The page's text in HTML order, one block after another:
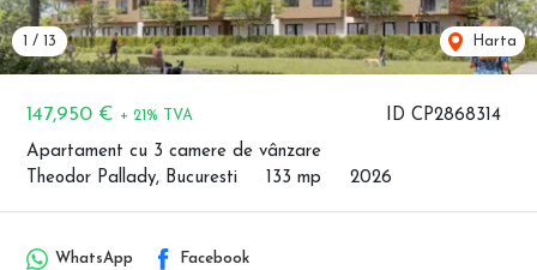
ID CP2868314
147,950 € + 21% TVA
Apartament cu 3 camere de vânzare
Theodor Pallady, Bucuresti
133 mp 2026
1 / 13 Harta
WhatsApp Facebook